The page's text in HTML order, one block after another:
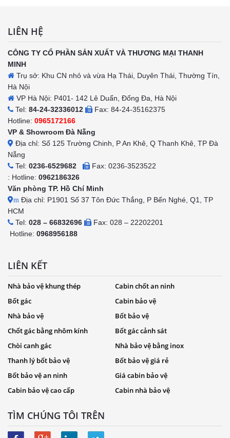
LIÊN HỆ
CÔNG TY CỔ PHẦN SẢN XUẤT VÀ THƯƠNG MẠI THANH
MINH
Trụ sở: Khu CN nhỏ và vừa Hạ Thái, Duyên Thái, Thường Tín,
Hà Nội
VP Hà Nội: P401- 142 Lê Duẩn, Đống Đa, Hà Nội
Tel: 84-24-32336012
Fax: 84-24-35162375
Hotline: 0965172166
VP & Showroom Đà Nẵng
Địa chỉ: Số 125 Trường Chinh, P An Khê, Q Thanh Khê, TP Đà
Nẵng
Tel: 0236-6529682
Fax: 0236-3523522
: Hotline: 0962186326
Văn phòng TP. Hồ Chí Minh
m Địa chỉ: P1901 Số 37 Tôn Đức Thắng, P Bến Nghé, Q1, TP
HCM
Tel: 028 – 66832696
Fax: 028 – 22202201
Hotline: 0968956188
LIÊN KẾT
Nhà bảo vệ khung thép
Cabin chốt an ninh
Bốt gác
Cabin bảo vệ
Nhà bảo vệ
Bốt bảo vệ
Chốt gác bằng nhôm kính
Bốt gác cảnh sát
Chòi canh gác
Nhà bảo vệ bằng inox
Thanh lý bốt bảo vệ
Bốt bảo vệ giá rẻ
Bốt bảo vệ an ninh
Giá cabin bảo vệ
Cabin bảo vệ cao cấp
Cabin nhà bảo vệ
TÌM CHÚNG TÔI TRÊN